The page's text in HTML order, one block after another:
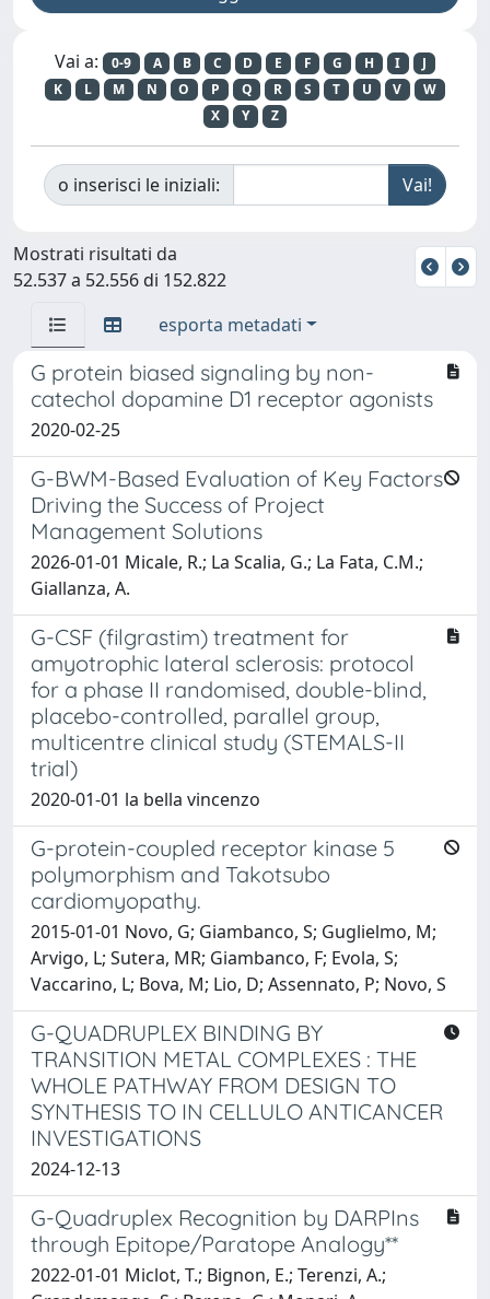
Vai a: 0-9 A B C D E F G H I
J
K
L M N O P Q R S T U V
W
X
Y Z
o inserisci le iniziali:
Mostrati risultati da
52.537 a 52.556 di 152.822
esporta metadati
G protein biased signaling by non-
catechol dopamine D1 receptor agonists
2020-02-25
G-BWM-Based Evaluation of Key Factors
Driving the Success of Project
Management Solutions
2026-01-01 Micale, R.; La Scalia, G.; La Fata, C.M.;
Giallanza, A.
G-CSF (filgrastim) treatment for
amyotrophic lateral sclerosis: protocol
for a phase II randomised, double-blind,
placebo-controlled, parallel group,
multicentre clinical study (STEMALS-II
trial)
2020-01-01 la bella vincenzo
G-protein-coupled receptor kinase 5
polymorphism and Takotsubo
cardiomyopathy.
2015-01-01 Novo, G; Giambanco, S; Guglielmo, M;
Arvigo, L; Sutera, MR; Giambanco, F; Evola, S;
Vaccarino, L; Bova, M; Lio, D; Assennato, P; Novo, S
G-QUADRUPLEX BINDING BY
TRANSITION METAL COMPLEXES : THE
WHOLE PATHWAY FROM DESIGN TO
SYNTHESIS TO IN CELLULO ANTICANCER
INVESTIGATIONS
2024-12-13
G-Quadruplex Recognition by DARPIns
through Epitope/Paratope Analogy**
2022-01-01 Miclot, T.; Bignon, E.; Terenzi, A.;